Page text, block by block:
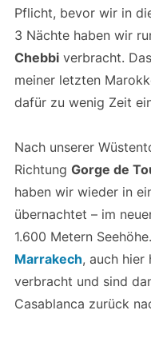
Pflicht, bevor wir in
3 Nächte haben wir
Chebbiverbracht.
meiner letzten
dafür zu wenig Zeit
Nach unserer
Richtung Gorge de
haben wir wieder in
übernachtet – im
1.600 Metern
Marrakech, auch hier
verbracht und sind
Casablanca zurück